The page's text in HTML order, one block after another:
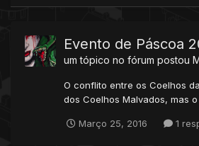
Evento de Páscoa
um tópico no fórum postou
O conflito entre os Coelhos
dos Coelhos Malvados, mas
Março 25, 2016 1